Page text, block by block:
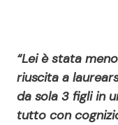
“Lei è stata
riuscita a
da sola 3 figli in
tutto con